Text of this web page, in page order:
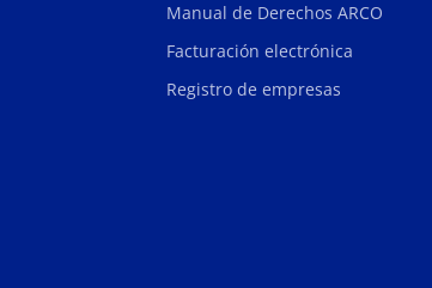
Manual de Derechos ARCO
Facturación electrónica
Registro de empresas